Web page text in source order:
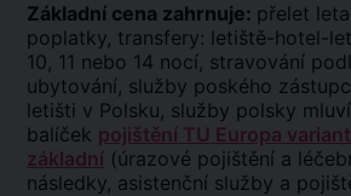
Základní cena zahrnuje: přelet
poplatky, transfery: letiště-hotel-
10, 11 nebo 14 nocí, stravování
ubytování, služby poského
letišti v Polsku, služby polsky
balíček pojištění TU Europa
základní (úrazové pojištění a
následky, asistenční služby a